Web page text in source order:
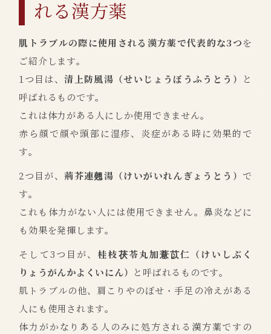
れる漢方薬
肌トラブルの際に使用される漢方薬で代表的な3つ を
ご紹介します。
1つ目は、清上防風湯（せいじょうぼうふうとう）
と
呼ばれるものです。
これは体力がある人にしか使用できません。
赤ら顔で顔や頭部に湿疹、炎症がある時に効果的で
す。
2つ目が、荊芥連翹湯（けいがいれんぎょうとう） で
す。
これも体力がない人には使用できません。鼻炎などに
も効果を発揮します。
そして3つ目が、桂枝茯苓丸加薏苡仁（けいしぶく
りょうがんかよくいにん）
と呼ばれるものです。
肌トラブルの他、肩こりやのぼせ・手足の冷えがある
人にも使用されます。
体力がかなりある人のみに処方される漢方薬ですの